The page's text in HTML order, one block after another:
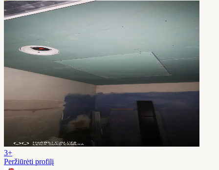
3+
Peržiūrėti profilį